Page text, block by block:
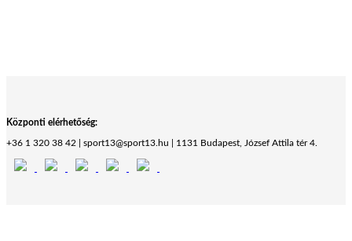
Központi elérhetőség:
+36 1 320 38 42 | sport13@sport13.hu | 1131 Budapest, József Attila tér 4.